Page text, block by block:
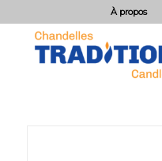
À propos